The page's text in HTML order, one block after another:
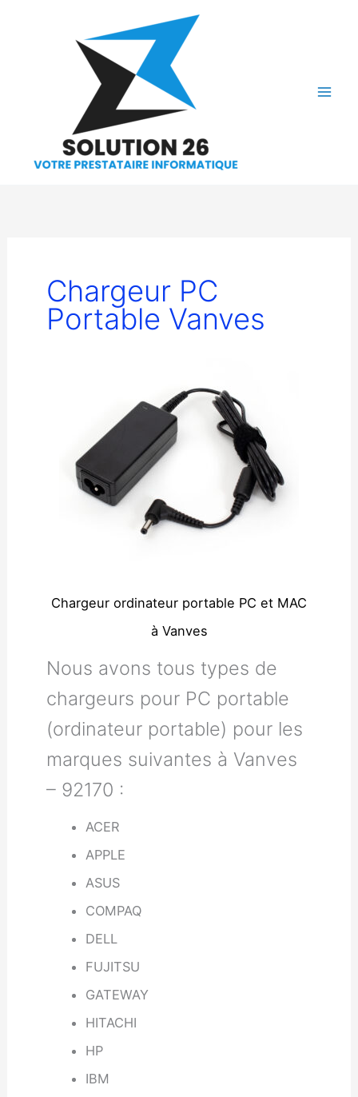
Chargeur PC
Portable Vanves
Chargeur ordinateur portable PC et MAC
à Vanves
Nous avons tous types de
chargeurs pour PC portable
(ordinateur portable) pour les
marques suivantes à Vanves
– 92170 :
ACER
APPLE
ASUS
COMPAQ
DELL
FUJITSU
GATEWAY
HITACHI
HP
IBM